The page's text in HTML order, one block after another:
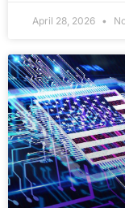
April 28, 2026